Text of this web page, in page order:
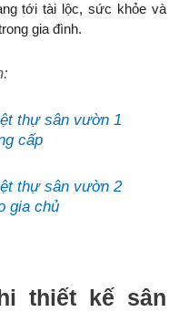
tới tài lộc, sức khỏe và
gia đình.
thự sân vườn 1
cấp
thự sân vườn 2
gia chủ
thiết kế sân